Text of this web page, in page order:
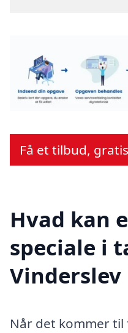
Få et tilbud,
Hvad kan
speciale i
Når det kommer til